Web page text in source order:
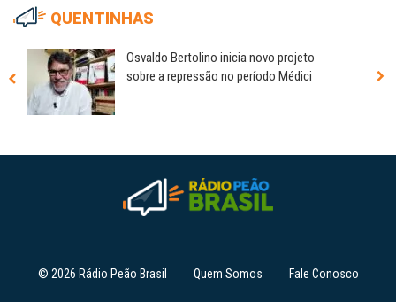
QUENTINHAS
Osvaldo Bertolino inicia novo projeto
sobre a repressão no período Médici
© 2026 Rádio Peão Brasil Quem Somos Fale Conosco